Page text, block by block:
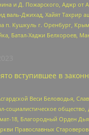
и Д. Пожарского, Аджр от
валь-Джихад, Хайят
п. Кушкуль г. Оренбург,
Батал-Хаджи Белхороев,
вступившее в
Веси Беловодья,
18, Благородный Орден
Православных